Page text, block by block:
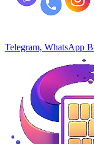
Telegram, WhatsApp